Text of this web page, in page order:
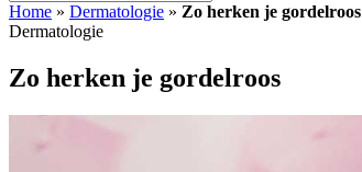
Home » Dermatologie » Zo herken je gordelroos
Dermatologie
Zo herken je gordelroos